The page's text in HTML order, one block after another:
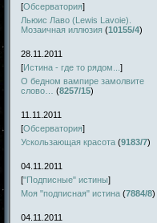
[Обсерватория]
Льюис Лаво (Lewis Lavoie).
Мозаичная иллюзия (10155/4)
28.11.2011
[Истина - где то рядом... ]
О бедном вампире замолвите
слово…
(8257/15)
11.11.2011
[Обсерватория]
Ускользающая красота (9183/7)
04.11.2011
["Подписные" истины]
Моя "подписная" истина (7884/8)
04.11.2011